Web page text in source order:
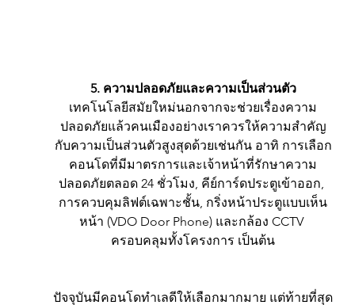
5. ความปลอดภัยและความเป็นส่วนตัว
เทคโนโลยีสมัยใหม่นอกจากจะช่วยเรื่องความ
ปลอดภัยแล้วคนเมืองอย่างเราควรให้ความสำคัญ
กับความเป็นส่วนตัวสูงสุดด้วยเช่นกัน อาทิ การเลือก
คอนโดที่มีมาตรการและเจ้าหน้าที่รักษาความ
ปลอดภัยตลอด 24 ชั่วโมง, คีย์การ์ดประตูเข้าออก,
การควบคุมลิฟต์เฉพาะชั้น, กริ่งหน้าประตูแบบเห็น
หน้า (VDO Door Phone) และกล้อง CCTV
ครอบคลุมทั้งโครงการ เป็นต้น
ปัจจุบันมีคอนโดทำเลดีให้เลือกมากมาย แต่ท้ายที่สุด